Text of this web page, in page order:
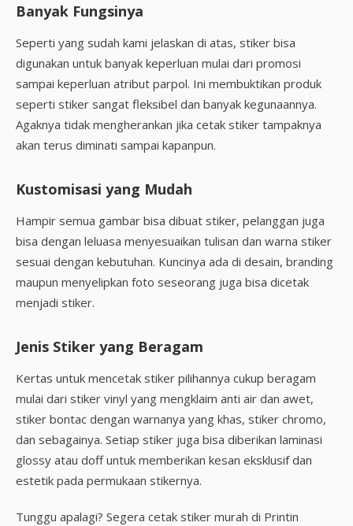
Banyak Fungsinya
Seperti yang sudah kami jelaskan di atas, stiker bisa
digunakan untuk banyak keperluan mulai dari promosi
sampai keperluan atribut parpol. Ini membuktikan produk
seperti stiker sangat fleksibel dan banyak kegunaannya.
Agaknya tidak mengherankan jika cetak stiker tampaknya
akan terus diminati sampai kapanpun.
Kustomisasi yang Mudah
Hampir semua gambar bisa dibuat stiker, pelanggan juga
bisa dengan leluasa menyesuaikan tulisan dan warna stiker
sesuai dengan kebutuhan. Kuncinya ada di desain, branding
maupun menyelipkan foto seseorang juga bisa dicetak
menjadi stiker.
Jenis Stiker yang Beragam
Kertas untuk mencetak stiker pilihannya cukup beragam
mulai dari stiker vinyl yang mengklaim anti air dan awet,
stiker bontac dengan warnanya yang khas, stiker chromo,
dan sebagainya. Setiap stiker juga bisa diberikan laminasi
glossy atau doff untuk memberikan kesan eksklusif dan
estetik pada permukaan stikernya.
Tunggu apalagi? Segera cetak stiker murah di Printin